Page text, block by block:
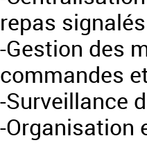
repas
-Gestion des
commandes
-Surveillance
-Organisation